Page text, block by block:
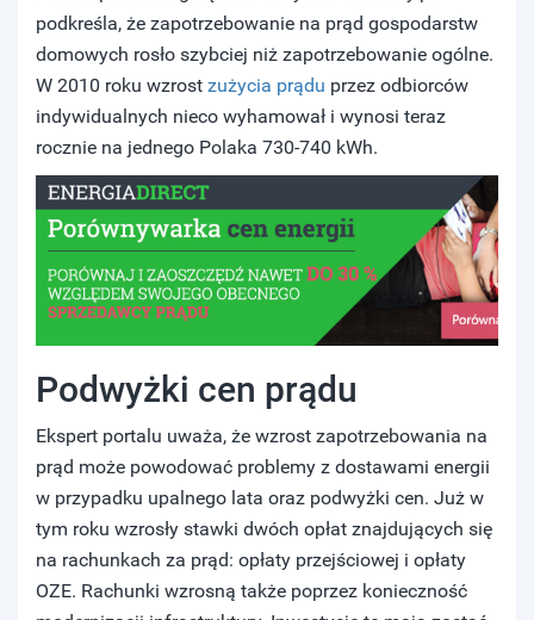
podkreśla, że zapotrzebowanie na prąd gospodarstw
domowych rosło szybciej niż zapotrzebowanie ogólne.
W 2010 roku wzrost zużycia prądu przez odbiorców
indywidualnych nieco wyhamował i wynosi teraz
rocznie na jednego Polaka 730-740 kWh.
Podwyżki cen prądu
Ekspert portalu uważa, że wzrost zapotrzebowania na
prąd może powodować problemy z dostawami energii
w przypadku upalnego lata oraz podwyżki cen. Już w
tym roku wzrosły stawki dwóch opłat znajdujących się
na rachunkach za prąd: opłaty przejściowej i opłaty
OZE. Rachunki wzrosną także poprzez konieczność